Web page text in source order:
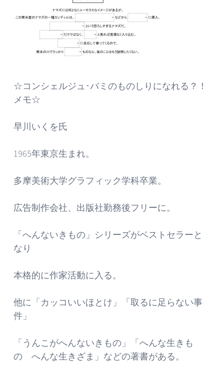
☆コンシェルジュ･バミのものしりになれる？！
メモ☆
早川いくを氏
1965年東京生まれ。
多摩美術大学グラフィック学科卒業。
広告制作会社、出版社勤務後フリーに。
「へんないきもの」シリーズがベストセラーと
なり
本格的に作家活動に入る。
他に「カッコいいほとけ」「取るに足らない事
件」
「うんこがへんないきもの」「へんな生きも
の へんな生きざま」などの著書がある。